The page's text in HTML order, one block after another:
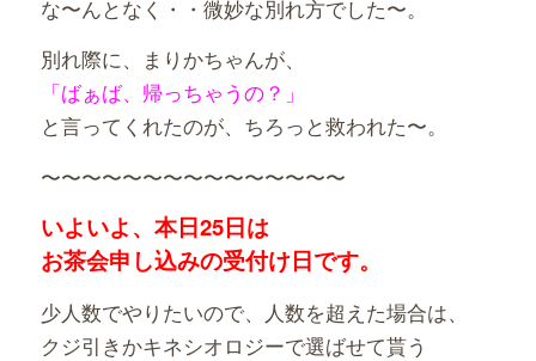
な〜んとなく・・微妙な別れ方でした〜。
別れ際に、まりかちゃんが、
「ばぁば、帰っちゃうの？」
と言ってくれたのが、ちろっと救われた〜。
〜〜〜〜〜〜〜〜〜〜〜〜〜〜〜
いよいよ、本日25日は
お茶会申し込みの受付け日です。
少人数でやりたいので、人数を超えた場合は、
クジ引きかキネシオロジーで選ばせて貰う